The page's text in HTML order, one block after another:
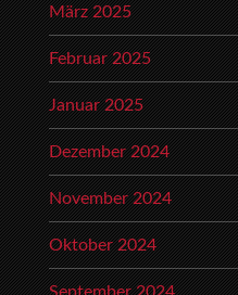
März 2025
Februar 2025
Januar 2025
Dezember 2024
November 2024
Oktober 2024